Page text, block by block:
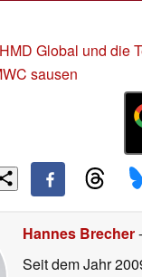
Global und die
sausen
Hannes Brecher
Seit dem Jahr